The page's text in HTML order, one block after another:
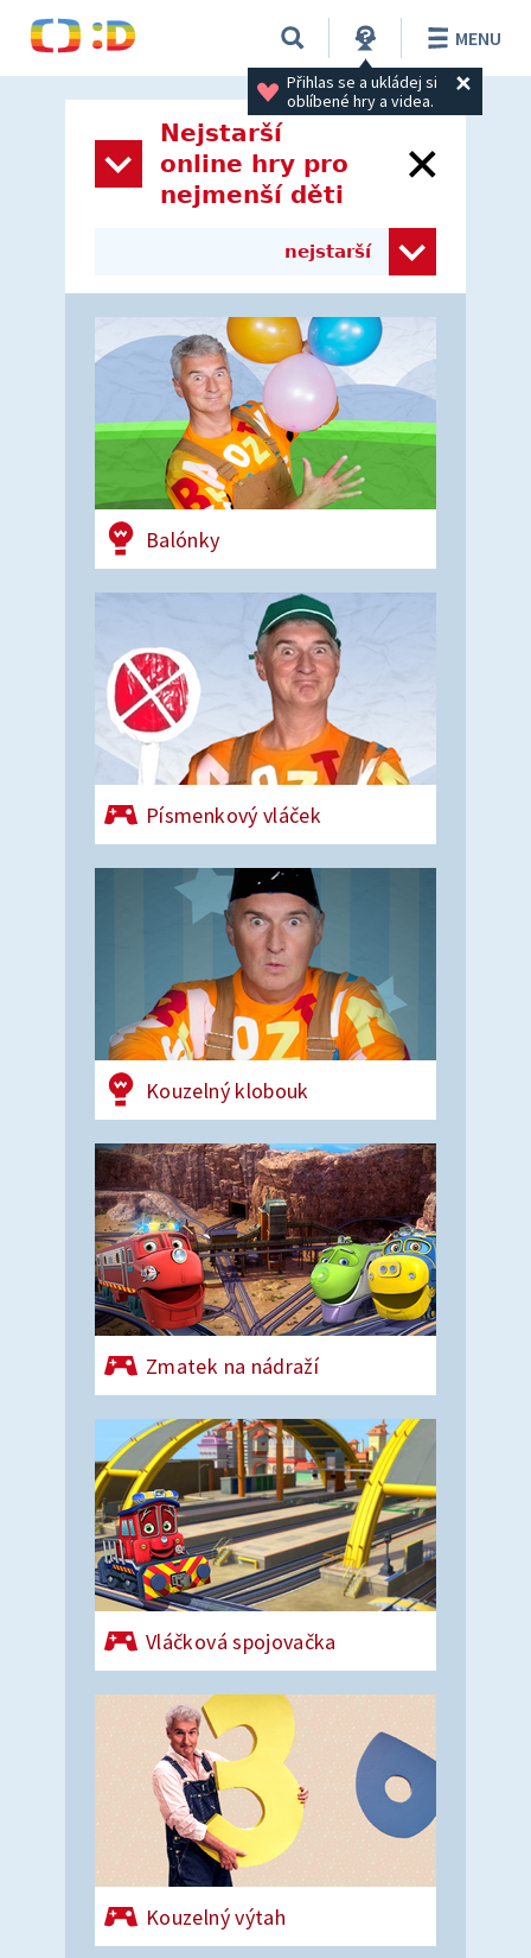
Přihlas se a ukládej si
oblíbené hry a videa.
MENU
Nejstarší
online hry pro
nejmenší děti
nejstarší
Balónky
Písmenkový vláček
Kouzelný klobouk
Zmatek na nádraží
Vláčková spojovačka
Kouzelný výtah